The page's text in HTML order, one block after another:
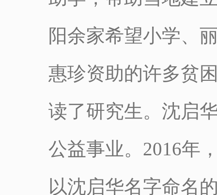
阳余家希望小学、
惠珍资助的许多贫
读了研究生。沈启
公益事业。2016年
以沈启华名字命名